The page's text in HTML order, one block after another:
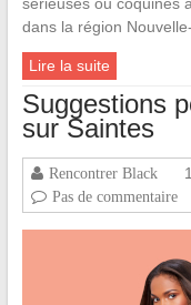
dans la région
Lire la suite
Suggestions
sur Saintes
Rencontrer Black
Pas de commentaire